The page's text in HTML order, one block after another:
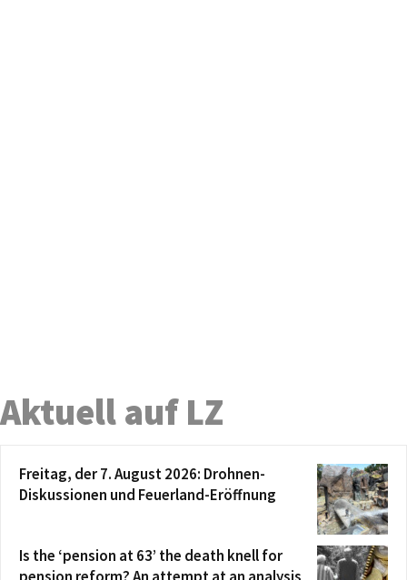
Aktuell auf LZ
Freitag, der 7. August 2026: Drohnen-
Diskussionen und Feuerland-Eröffnung
Is the ‘pension at 63’ the death knell for
pension reform? An attempt at an analysis